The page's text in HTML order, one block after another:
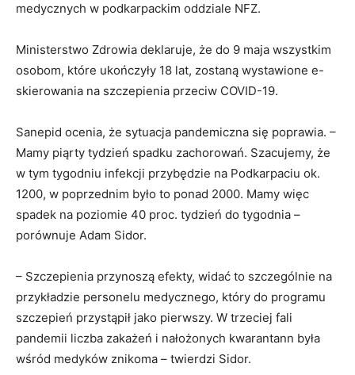
medycznych w podkarpackim oddziale NFZ.
Ministerstwo Zdrowia deklaruje, że do 9 maja wszystkim
osobom, które ukończyły 18 lat, zostaną wystawione e-
skierowania na szczepienia przeciw COVID-19.
Sanepid ocenia, że sytuacja pandemiczna się poprawia. –
Mamy piąrty tydzień spadku zachorowań. Szacujemy, że
w tym tygodniu infekcji przybędzie na Podkarpaciu ok.
1200, w poprzednim było to ponad 2000. Mamy więc
spadek na poziomie 40 proc. tydzień do tygodnia –
porównuje Adam Sidor.
– Szczepienia przynoszą efekty, widać to szczególnie na
przykładzie personelu medycznego, który do programu
szczepień przystąpił jako pierwszy. W trzeciej fali
pandemii liczba zakażeń i nałożonych kwarantann była
wśród medyków znikoma – twierdzi Sidor.